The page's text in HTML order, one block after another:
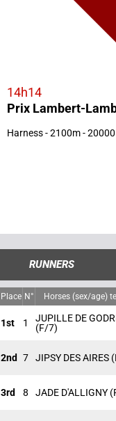
14h14
Prix Lambert-
Harness - 2100m -
RUNNERS
Place N° Horses (sex/age)
1st 1
JUPILLE DE
(F/7)
2nd 7 JIPSY DES AIRES
3rd 8 JADE D'ALLIGNY